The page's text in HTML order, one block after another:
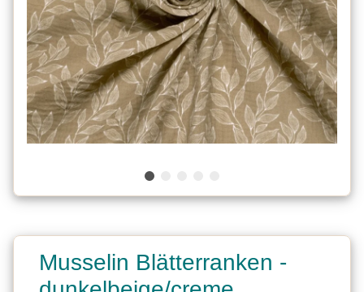
Musselin Blätterranken -